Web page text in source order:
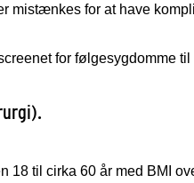
mistænkes for at have
for følgesygdomme
til cirka 60 år med BMI